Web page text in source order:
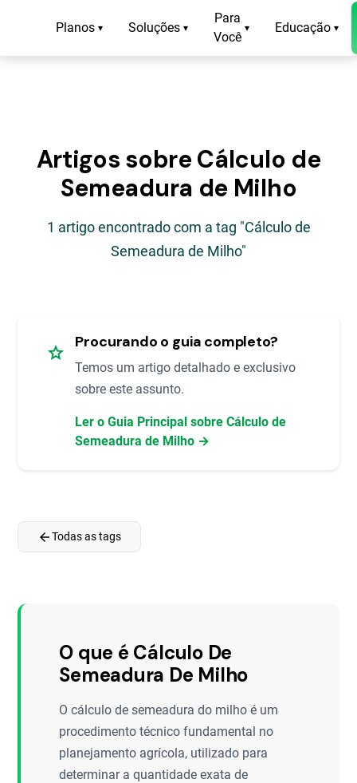
Planos ▾ Soluções ▾
Para
Você
▾ Educação ▾
Artigos sobre Cálculo de
Semeadura de Milho
1 artigo encontrado com a tag "Cálculo de
Semeadura de Milho"
star Procurando o guia completo?
Temos um artigo detalhado e exclusivo
sobre este assunto.
Ler o Guia Principal sobre Cálculo de
Semeadura de Milho →
arrow_backTodas as tags
O que é Cálculo De
Semeadura De Milho
O cálculo de semeadura do milho é um
procedimento técnico fundamental no
planejamento agrícola, utilizado para
determinar a quantidade exata de